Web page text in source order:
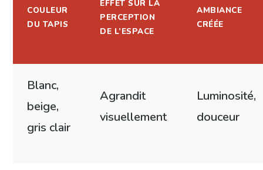
COULEUR
DU TAPIS
EFFET SUR LA
PERCEPTION
DE L’ESPACE
AMBIANCE
CRÉÉE
Blanc,
beige,
gris clair
Agrandit
visuellement
Luminosité,
douceur